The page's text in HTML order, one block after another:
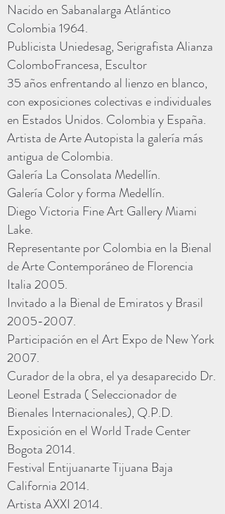
Nacido en Sabanalarga Atlántico
Colombia 1964.
Publicista Uniedesag, Serigrafista Alianza
ColomboFrancesa, Escultor
35 años enfrentando al lienzo en blanco,
con exposiciones colectivas e individuales
en Estados Unidos. Colombia y España.
Artista de Arte Autopista la galería más
antigua de Colombia.
Galería La Consolata Medellín.
Galería Color y forma Medellín.
Diego Victoria Fine Art Gallery Miami
Lake.
Representante por Colombia en la Bienal
de Arte Contemporáneo de Florencia
Italia 2005.
Invitado a la Bienal de Emiratos y Brasil
2005-2007.
Participación en el Art Expo de New York
2007.
Curador de la obra, el ya desaparecido Dr.
Leonel Estrada ( Seleccionador de
Bienales Internacionales), Q.P.D.
Exposición en el World Trade Center
Bogota 2014.
Festival Entijuanarte Tijuana Baja
California 2014.
Artista AXXI 2014.